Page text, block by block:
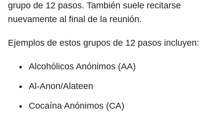
grupo de 12 pasos. También suele recitarse
nuevamente al final de la reunión.
Ejemplos de estos grupos de 12 pasos incluyen:
Alcohólicos Anónimos (AA)
Al-Anon/Alateen
Cocaína Anónimos (CA)